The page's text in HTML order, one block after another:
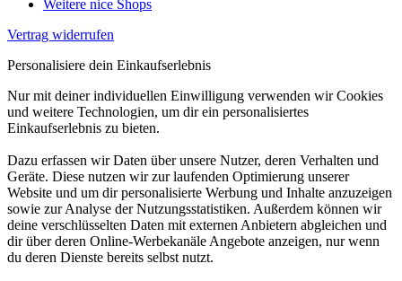
Weitere nice Shops
Vertrag widerrufen
Personalisiere dein Einkaufserlebnis
Nur mit deiner individuellen Einwilligung verwenden wir Cookies
und weitere Technologien, um dir ein personalisiertes
Einkaufserlebnis zu bieten.
Dazu erfassen wir Daten über unsere Nutzer, deren Verhalten und
Geräte. Diese nutzen wir zur laufenden Optimierung unserer
Website und um dir personalisierte Werbung und Inhalte anzuzeigen
sowie zur Analyse der Nutzungsstatistiken. Außerdem können wir
deine verschlüsselten Daten mit externen Anbietern abgleichen und
dir über deren Online-Werbekanäle Angebote anzeigen, nur wenn
du deren Dienste bereits selbst nutzt.